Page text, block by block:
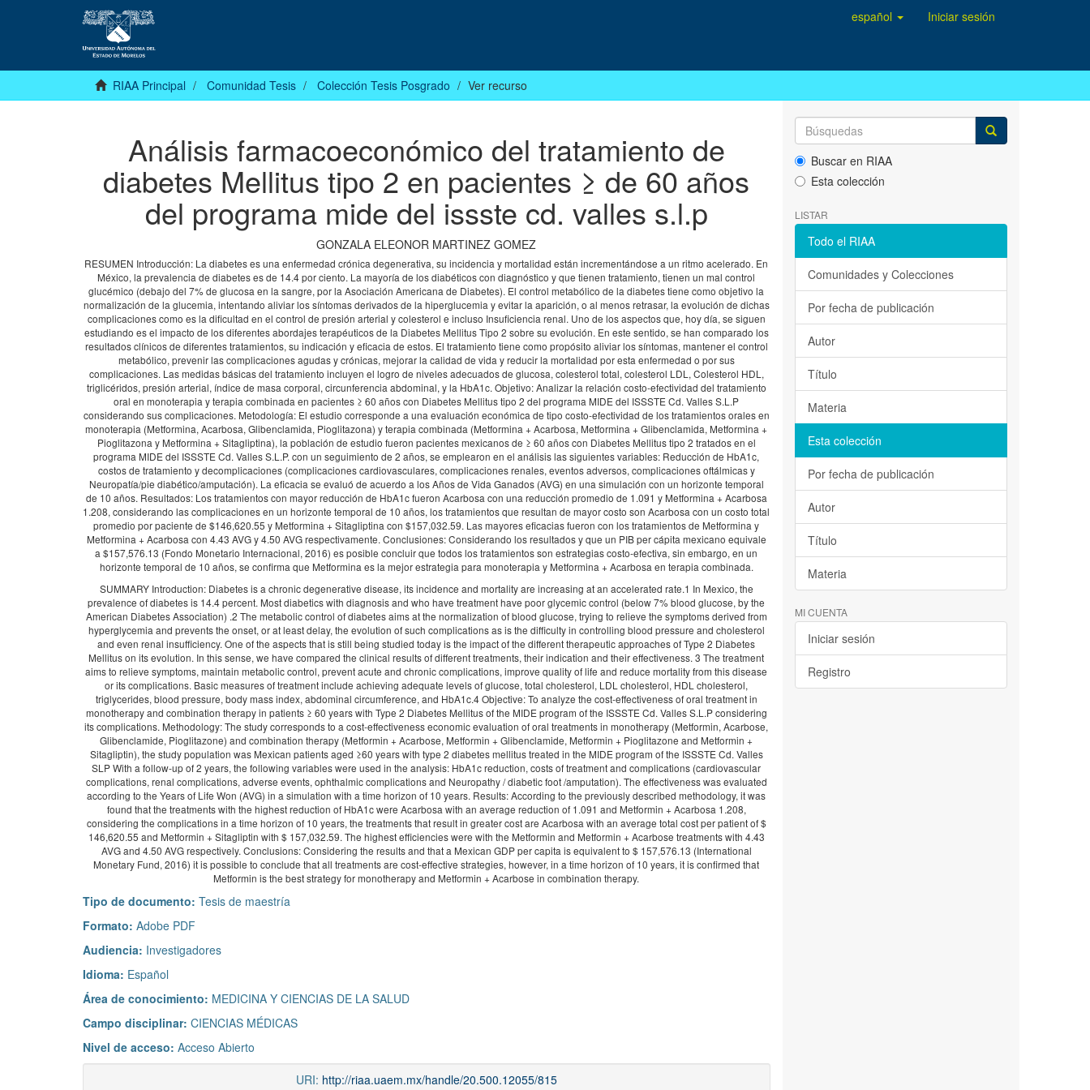
español Iniciar sesión
RIAA Principal Comunidad Tesis Colección Tesis Posgrado Ver recurso
Análisis farmacoeconómico del tratamiento de
diabetes Mellitus tipo 2 en pacientes ≥ de 60 años
del programa mide del issste cd. valles s.l.p
GONZALA ELEONOR MARTINEZ GOMEZ
RESUMEN Introducción: La diabetes es una enfermedad crónica degenerativa, su incidencia y mortalidad están incrementándose a un ritmo acelerado. En
México, la prevalencia de diabetes es de 14.4 por ciento. La mayoría de los diabéticos con diagnóstico y que tienen tratamiento, tienen un mal control
glucémico (debajo del 7% de glucosa en la sangre, por la Asociación Americana de Diabetes). El control metabólico de la diabetes tiene como objetivo la
normalización de la glucemia, intentando aliviar los síntomas derivados de la hiperglucemia y evitar la aparición, o al menos retrasar, la evolución de dichas
complicaciones como es la dificultad en el control de presión arterial y colesterol e incluso Insuficiencia renal. Uno de los aspectos que, hoy día, se siguen
estudiando es el impacto de los diferentes abordajes terapéuticos de la Diabetes Mellitus Tipo 2 sobre su evolución. En este sentido, se han comparado los
resultados clínicos de diferentes tratamientos, su indicación y eficacia de estos. El tratamiento tiene como propósito aliviar los síntomas, mantener el control
metabólico, prevenir las complicaciones agudas y crónicas, mejorar la calidad de vida y reducir la mortalidad por esta enfermedad o por sus
complicaciones. Las medidas básicas del tratamiento incluyen el logro de niveles adecuados de glucosa, colesterol total, colesterol LDL, Colesterol HDL,
triglicéridos, presión arterial, índice de masa corporal, circunferencia abdominal, y la HbA1c. Objetivo: Analizar la relación costo-efectividad del tratamiento
oral en monoterapia y terapia combinada en pacientes ≥ 60 años con Diabetes Mellitus tipo 2 del programa MIDE del ISSSTE Cd. Valles S.L.P
considerando sus complicaciones. Metodología: El estudio corresponde a una evaluación económica de tipo costo-efectividad de los tratamientos orales en
monoterapia (Metformina, Acarbosa, Glibenclamida, Pioglitazona) y terapia combinada (Metformina + Acarbosa, Metformina + Glibenclamida, Metformina +
Pioglitazona y Metformina + Sitagliptina), la población de estudio fueron pacientes mexicanos de ≥ 60 años con Diabetes Mellitus tipo 2 tratados en el
programa MIDE del ISSSTE Cd. Valles S.L.P. con un seguimiento de 2 años, se emplearon en el análisis las siguientes variables: Reducción de HbA1c,
costos de tratamiento y decomplicaciones (complicaciones cardiovasculares, complicaciones renales, eventos adversos, complicaciones oftálmicas y
Neuropatía/pie diabético/amputación). La eficacia se evaluó de acuerdo a los Años de Vida Ganados (AVG) en una simulación con un horizonte temporal
de 10 años. Resultados: Los tratamientos con mayor reducción de HbA1c fueron Acarbosa con una reducción promedio de 1.091 y Metformina + Acarbosa
1.208, considerando las complicaciones en un horizonte temporal de 10 años, los tratamientos que resultan de mayor costo son Acarbosa con un costo total
promedio por paciente de $146,620.55 y Metformina + Sitagliptina con $157,032.59. Las mayores eficacias fueron con los tratamientos de Metformina y
Metformina + Acarbosa con 4.43 AVG y 4.50 AVG respectivamente. Conclusiones: Considerando los resultados y que un PIB per cápita mexicano equivale
a $157,576.13 (Fondo Monetario Internacional, 2016) es posible concluir que todos los tratamientos son estrategias costo-efectiva, sin embargo, en un
horizonte temporal de 10 años, se confirma que Metformina es la mejor estrategia para monoterapia y Metformina + Acarbosa en terapia combinada.
SUMMARY Introduction: Diabetes is a chronic degenerative disease, its incidence and mortality are increasing at an accelerated rate.1 In Mexico, the
prevalence of diabetes is 14.4 percent. Most diabetics with diagnosis and who have treatment have poor glycemic control (below 7% blood glucose, by the
American Diabetes Association) .2 The metabolic control of diabetes aims at the normalization of blood glucose, trying to relieve the symptoms derived from
hyperglycemia and prevents the onset, or at least delay, the evolution of such complications as is the difficulty in controlling blood pressure and cholesterol
and even renal insufficiency. One of the aspects that is still being studied today is the impact of the different therapeutic approaches of Type 2 Diabetes
Mellitus on its evolution. In this sense, we have compared the clinical results of different treatments, their indication and their effectiveness. 3 The treatment
aims to relieve symptoms, maintain metabolic control, prevent acute and chronic complications, improve quality of life and reduce mortality from this disease
or its complications. Basic measures of treatment include achieving adequate levels of glucose, total cholesterol, LDL cholesterol, HDL cholesterol,
triglycerides, blood pressure, body mass index, abdominal circumference, and HbA1c.4 Objective: To analyze the cost-effectiveness of oral treatment in
monotherapy and combination therapy in patients ≥ 60 years with Type 2 Diabetes Mellitus of the MIDE program of the ISSSTE Cd. Valles S.L.P considering
its complications. Methodology: The study corresponds to a cost-effectiveness economic evaluation of oral treatments in monotherapy (Metformin, Acarbose,
Glibenclamide, Pioglitazone) and combination therapy (Metformin + Acarbose, Metformin + Glibenclamide, Metformin + Pioglitazone and Metformin +
Sitagliptin), the study population was Mexican patients aged ≥60 years with type 2 diabetes mellitus treated in the MIDE program of the ISSSTE Cd. Valles
SLP With a follow-up of 2 years, the following variables were used in the analysis: HbA1c reduction, costs of treatment and complications (cardiovascular
complications, renal complications, adverse events, ophthalmic complications and Neuropathy / diabetic foot /amputation). The effectiveness was evaluated
according to the Years of Life Won (AVG) in a simulation with a time horizon of 10 years. Results: According to the previously described methodology, it was
found that the treatments with the highest reduction of HbA1c were Acarbosa with an average reduction of 1.091 and Metformin + Acarbosa 1.208,
considering the complications in a time horizon of 10 years, the treatments that result in greater cost are Acarbosa with an average total cost per patient of $
146,620.55 and Metformin + Sitagliptin with $ 157,032.59. The highest efficiencies were with the Metformin and Metformin + Acarbose treatments with 4.43
AVG and 4.50 AVG respectively. Conclusions: Considering the results and that a Mexican GDP per capita is equivalent to $ 157,576.13 (International
Monetary Fund, 2016) it is possible to conclude that all treatments are cost-effective strategies, however, in a time horizon of 10 years, it is confirmed that
Metformin is the best strategy for monotherapy and Metformin + Acarbose in combination therapy.
Tipo de documento: Tesis de maestría
Formato: Adobe PDF
Audiencia: Investigadores
Idioma: Español
Área de conocimiento: MEDICINA Y CIENCIAS DE LA SALUD
Campo disciplinar: CIENCIAS MÉDICAS
Nivel de acceso: Acceso Abierto
URI: http://riaa.uaem.mx/handle/20.500.12055/815
Buscar en RIAA
Esta colección
LISTAR
Todo el RIAA
Comunidades y Colecciones
Por fecha de publicación
Autor
Título
Materia
Esta colección
Por fecha de publicación
Autor
Título
Materia
MI CUENTA
Iniciar sesión
Registro